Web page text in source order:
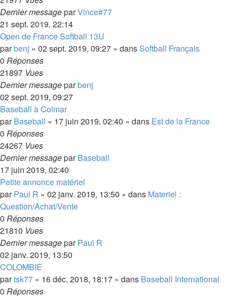
Dernier messageparVince#77
21 sept. 2019, 22:14
Open de France Softball 13U
parbenj » 02 sept. 2019, 09:27 » dansSoftball Français
0 Réponses
21897 Vues
Dernier messageparbenj
02 sept. 2019, 09:27
Baseball à Colmar
parBaseball » 17 juin 2019, 02:40 » dans Est de la France
0 Réponses
24267 Vues
Dernier messageparBaseball
17 juin 2019, 02:40
Petite annonce matériel
parPaul R » 02 janv. 2019, 13:50 » dans Materiel :
Question/Achat/Vente
0 Réponses
21810 Vues
Dernier messageparPaul R
02 janv. 2019, 13:50
COLOMBIE
partsk77 » 16 déc. 2018, 18:17 » dans Baseball International
0 Réponses